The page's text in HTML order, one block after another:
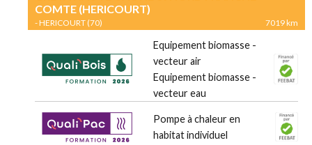
COMTE (HERICOURT)
- HERICOURT (70) 7019 km
Equipement biomasse -
vecteur air
Equipement biomasse -
vecteur eau
Pompe à chaleur en
habitat individuel